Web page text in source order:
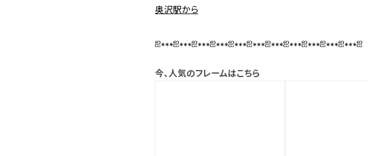
奥沢駅から
ஐ⁎⁎⁎ஐ⁎⁎⁎ஐ⁎⁎⁎ஐ⁎⁎⁎ஐ⁎⁎⁎ஐ⁎⁎⁎ஐ⁎⁎⁎ஐ⁎⁎⁎ஐ⁎⁎⁎ஐ⁎⁎⁎ஐ⁎⁎⁎ஐ
今、人気のフレームはこちら